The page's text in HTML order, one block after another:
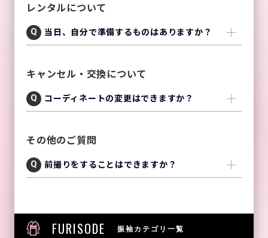
レンタルについて
当日、自分で準備するものはありますか？
キャンセル・交換について
コーディネートの変更はできますか？
その他のご質問
前撮りをすることはできますか？
FURISODE 振袖カテゴリ一覧